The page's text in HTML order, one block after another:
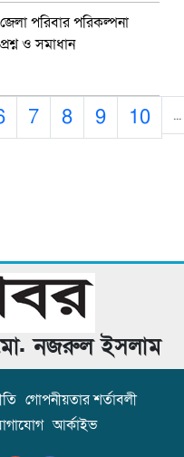
পরিবার পরিকল্পনা
ও সমাধান
7 8 9 10 ...
নজরুল ইসলাম
গোপনীয়তার শর্তাবলী
আর্কাইভ